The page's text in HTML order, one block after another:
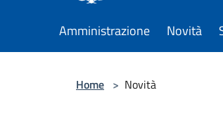
Amministrazione Novità
Home > Novità